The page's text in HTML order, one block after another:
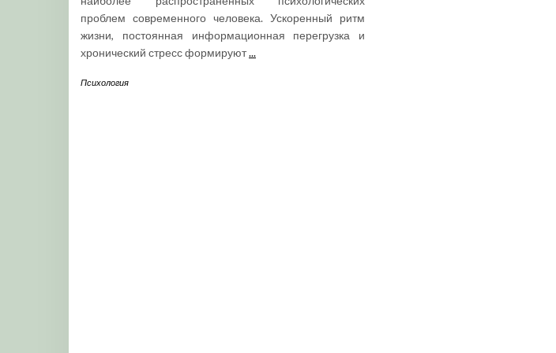
проблем современного человека. Ускоренный ритм
жизни, постоянная информационная перегрузка и
хронический стресс формируют...
Психология